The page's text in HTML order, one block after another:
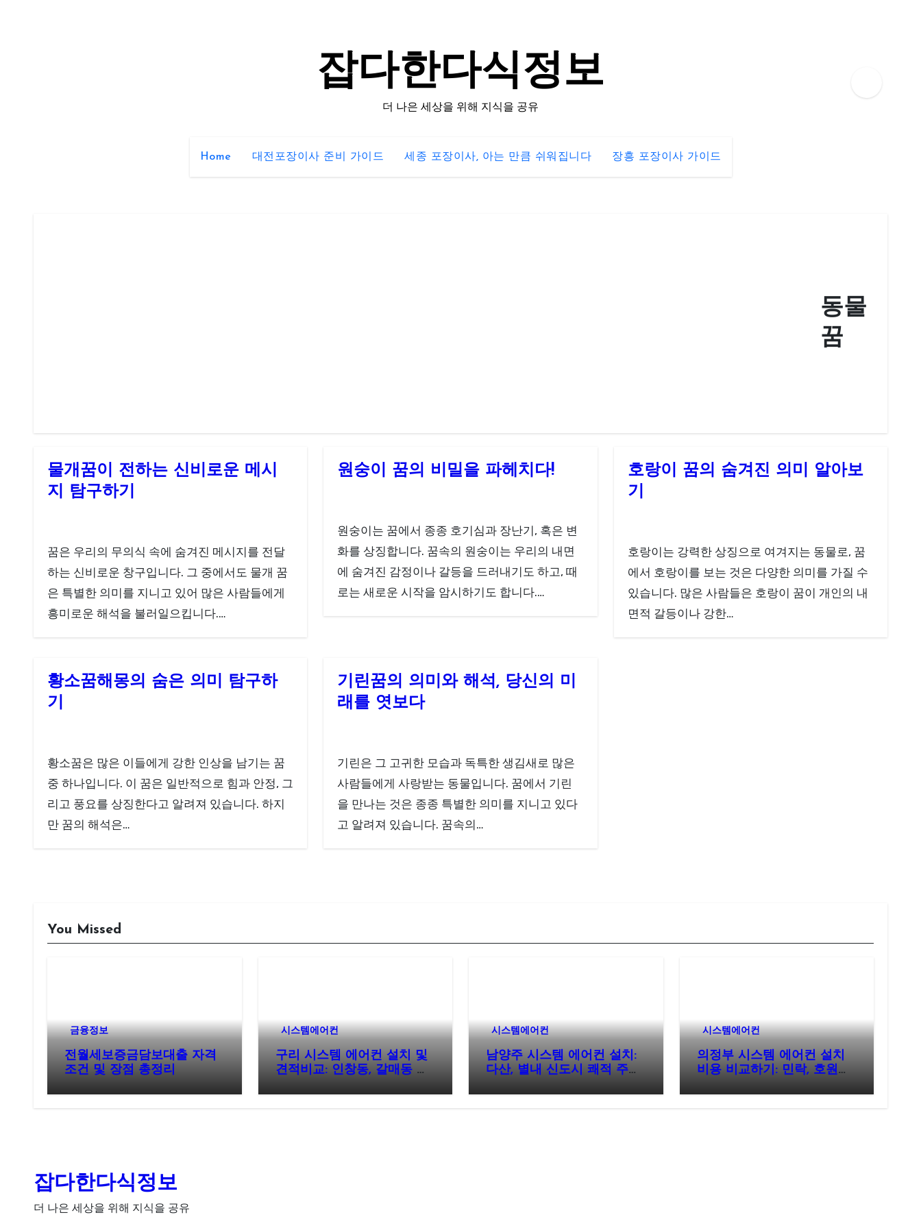
잡다한다식정보
더 나은 세상을 위해 지식을 공유
Home 대전포장이사 준비 가이드 세종 포장이사, 아는 만큼 쉬워집니다 장흥 포장이사 가이드
동물
꿈
물개꿈이 전하는 신비로운 메시
지 탐구하기
꿈은 우리의 무의식 속에 숨겨진 메시지를 전달
하는 신비로운 창구입니다. 그 중에서도 물개 꿈
은 특별한 의미를 지니고 있어 많은 사람들에게
흥미로운 해석을 불러일으킵니다.…
원숭이 꿈의 비밀을 파헤치다!
원숭이는 꿈에서 종종 호기심과 장난기, 혹은 변
화를 상징합니다. 꿈속의 원숭이는 우리의 내면
에 숨겨진 감정이나 갈등을 드러내기도 하고, 때
로는 새로운 시작을 암시하기도 합니다.…
호랑이 꿈의 숨겨진 의미 알아보
기
호랑이는 강력한 상징으로 여겨지는 동물로, 꿈
에서 호랑이를 보는 것은 다양한 의미를 가질 수
있습니다. 많은 사람들은 호랑이 꿈이 개인의 내
면적 갈등이나 강한…
황소꿈해몽의 숨은 의미 탐구하
기
황소꿈은 많은 이들에게 강한 인상을 남기는 꿈
중 하나입니다. 이 꿈은 일반적으로 힘과 안정, 그
리고 풍요를 상징한다고 알려져 있습니다. 하지
만 꿈의 해석은…
기린꿈의 의미와 해석, 당신의 미
래를 엿보다
기린은 그 고귀한 모습과 독특한 생김새로 많은
사람들에게 사랑받는 동물입니다. 꿈에서 기린
을 만나는 것은 종종 특별한 의미를 지니고 있다
고 알려져 있습니다. 꿈속의…
You Missed
금융정보
전월세보증금담보대출 자격
조건 및 장점 총정리
시스템에어컨
구리 시스템 에어컨 설치 및
견적비교: 인창동, 갈매동 아
시스템에어컨
남양주 시스템 에어컨 설치:
다산, 별내 신도시 쾌적 주거
시스템에어컨
의정부 시스템 에어컨 설치
비용 비교하기: 민락, 호원동
잡다한다식정보
더 나은 세상을 위해 지식을 공유